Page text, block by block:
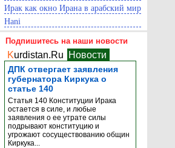
Ирак как окно Ирана в арабский мир
Hani
Подпишитесь на наши новости
Kurdistan.Ru Новости
ДПК отвергает заявления
губернатора Киркука о
статье 140
Статья 140 Конституции Ирака
остается в силе, и любые
заявления о ее утрате силы
подрывают конституцию и
угрожают сосуществованию общин
Киркука...